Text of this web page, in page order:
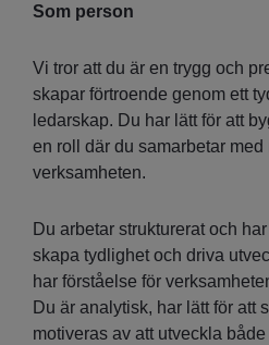
Som person
Vi tror att du är en trygg och
skapar förtroende genom ett
ledarskap. Du har lätt för att
en roll där du samarbetar
verksamheten.
Du arbetar strukturerat och
skapa tydlighet och driva
har förståelse för
Du är analytisk, har lätt för att
motiveras av att utveckla